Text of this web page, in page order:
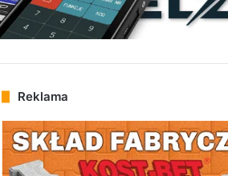
Reklama